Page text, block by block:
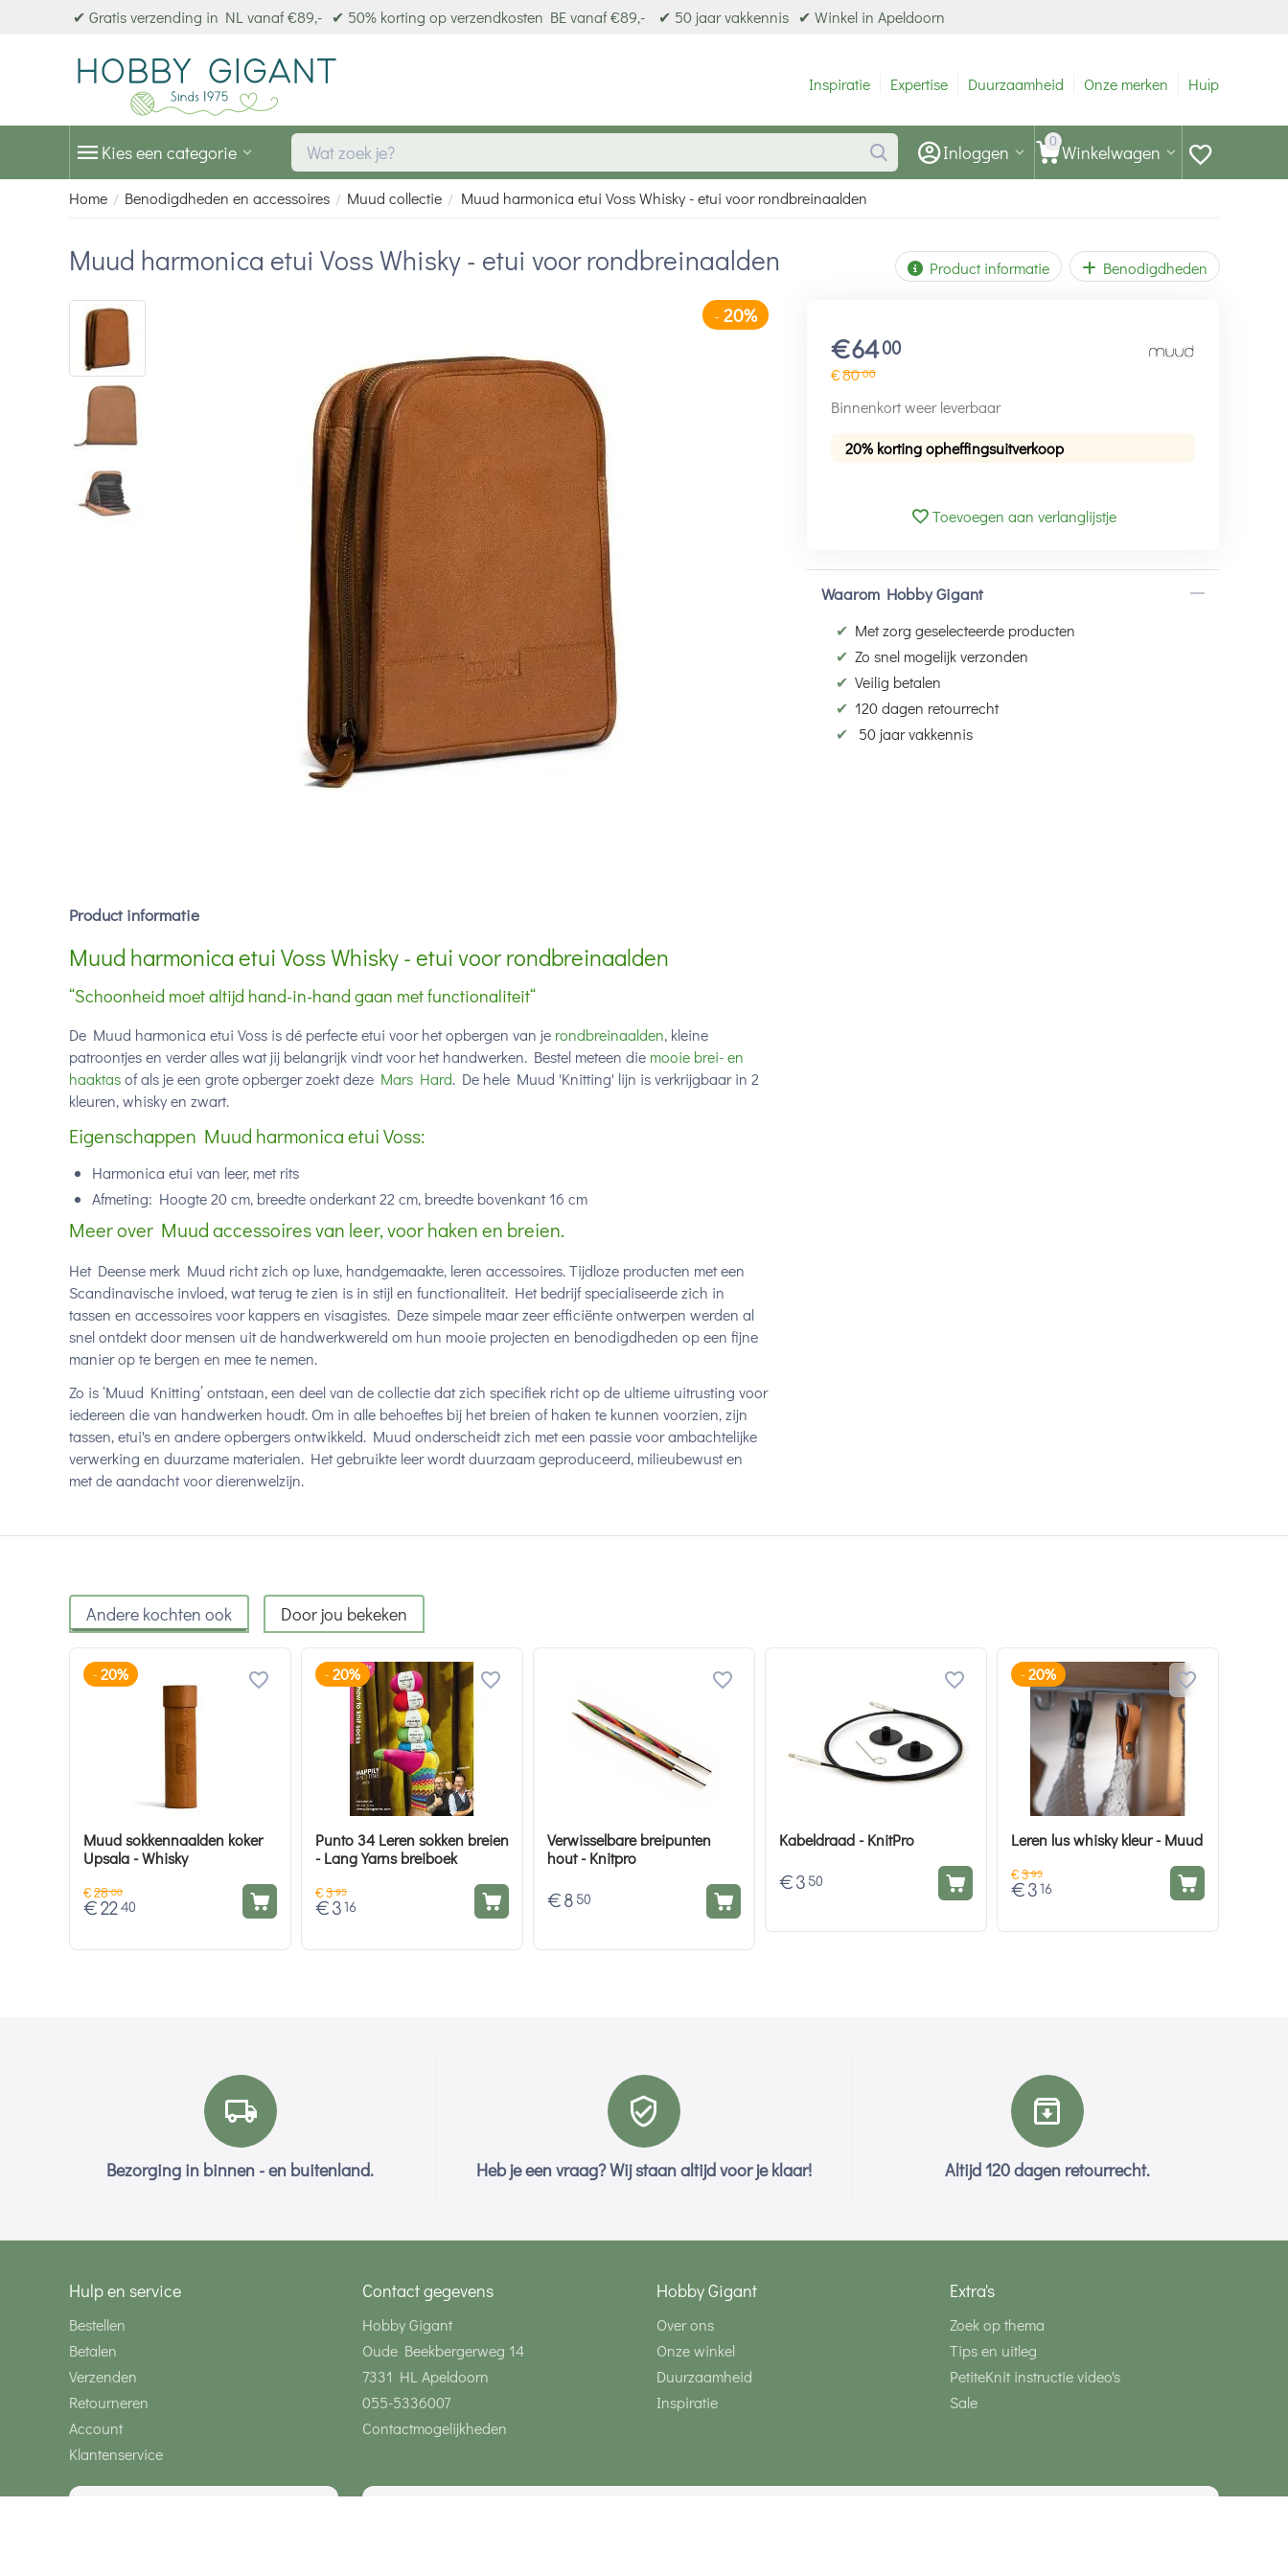
✔ Gratis verzending in NL vanaf €89,- ✔ 50% korting op verzendkosten BE vanaf €89,- ✔ 50 jaar vakkennis ✔ Winkel in Apeldoorn
Inspiratie Expertise Duurzaamheid Onze merken Hulp
Kies een categorie 0 Winkelwagen
Inloggen
Home / Benodigdheden en accessoires / Muud collectie / Muud harmonica etui Voss Whisky - etui voor rondbreinaalden
Muud harmonica etui Voss Whisky - etui voor rondbreinaalden Product informatie Benodigdheden
-20%
€6400
€8000
Binnenkort weer leverbaar
20% korting opheffingsuitverkoop
Toevoegen aan verlanglijstje
Waarom Hobby Gigant
✔ Met zorg geselecteerde producten
✔ Zo snel mogelijk verzonden
✔ Veilig betalen
✔ 120 dagen retourrecht
✔
50 jaar vakkennis
Product informatie
Muud harmonica etui Voss Whisky - etui voor rondbreinaalden
“Schoonheid moet altijd hand-in-hand gaan met functionaliteit“
De Muud harmonica etui Voss is dé perfecte etui voor het opbergen van je rondbreinaalden, kleine
patroontjes en verder alles wat jij belangrijk vindt voor het handwerken. Bestel meteen die mooie brei- en
haaktasof als je een grote opberger zoekt deze Mars Hard. De hele Muud 'Knitting' lijn is verkrijgbaar in 2
kleuren, whisky en zwart.
Eigenschappen Muud harmonica etui Voss:
Harmonica etui van leer, met rits
Afmeting: Hoogte 20 cm, breedte onderkant 22 cm, breedte bovenkant 16 cm
Meer over Muud accessoires van leer, voor haken en breien.
Het Deense merk Muud richt zich op luxe, handgemaakte, leren accessoires. Tijdloze producten met een
Scandinavische invloed, wat terug te zien is in stijl en functionaliteit. Het bedrijf specialiseerde zich in
tassen en accessoires voor kappers en visagistes. Deze simpele maar zeer efficiënte ontwerpen werden al
snel ontdekt door mensen uit de handwerkwereld om hun mooie projecten en benodigdheden op een fijne
manier op te bergen en mee te nemen.
Zo is ‘Muud Knitting’ ontstaan, een deel van de collectie dat zich specifiek richt op de ultieme uitrusting voor
iedereen die van handwerken houdt. Om in alle behoeftes bij het breien of haken te kunnen voorzien, zijn
tassen, etui's en andere opbergers ontwikkeld. Muud onderscheidt zich met een passie voor ambachtelijke
verwerking en duurzame materialen. Het gebruikte leer wordt duurzaam geproduceerd, milieubewust en
met de aandacht voor dierenwelzijn.
Andere kochten ook Door jou bekeken
- 20%
Muud sokkennaalden koker
Upsala - Whisky
€28 00
€ 22 40
- 20%
Punto 34 Leren sokken breien
- Lang Yarns breiboek
€3 95
€ 3 16
Verwisselbare breipunten
hout - Knitpro
€ 8 50
Kabeldraad - KnitPro
€ 3 50
- 20%
Leren lus whisky kleur - Muud
€3 95
€ 3 16
Bezorging in binnen - en buitenland. Heb je een vraag? Wij staan altijd voor je klaar! Altijd 120 dagen retourrecht.
Hulp en service
Bestellen
Betalen
Verzenden
Retourneren
Account
Klantenservice
Contact gegevens
Hobby Gigant
Oude Beekbergerweg 14
7331 HL Apeldoorn
055-5336007
Contactmogelijkheden
Hobby Gigant
Over ons
Onze winkel
Duurzaamheid
Inspiratie
Extra's
Zoek op thema
Tips en uitleg
PetiteKnit instructie video's
Sale